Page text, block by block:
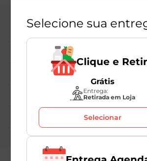
Central de Atendimento
Institucional
Políticas Mambo
Atedimento ao Consumidor
Selecione sua
Clique e
Grátis
Entrega:
Retirada em Loja
Selecionar